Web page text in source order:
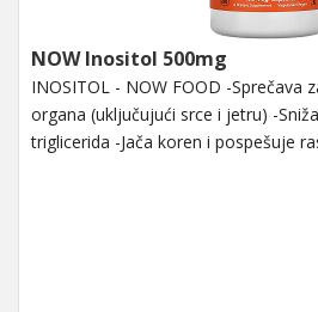
NOW Inositol 500mg
INOSITOL - NOW FOOD -Sprečava
organa (uključujući srce i jetru) -
triglicerida -Jača koren i pospešuje